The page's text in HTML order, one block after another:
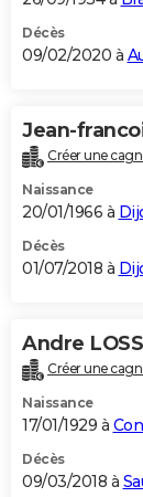
Décès
09/02/2020 à
Jean-
Créer une
Naissance
20/01/1966 à
Décès
01/07/2018 à
Andre
Créer une
Naissance
17/01/1929 à
Décès
09/03/2018 à